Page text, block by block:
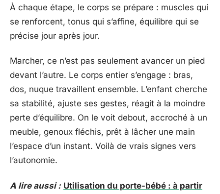
À chaque étape, le corps se prépare : muscles qui
se renforcent, tonus qui s’affine, équilibre qui se
précise jour après jour.
Marcher, ce n’est pas seulement avancer un pied
devant l’autre. Le corps entier s’engage : bras,
dos, nuque travaillent ensemble. L’enfant cherche
sa stabilité, ajuste ses gestes, réagit à la moindre
perte d’équilibre. On le voit debout, accroché à un
meuble, genoux fléchis, prêt à lâcher une main
l’espace d’un instant. Voilà de vrais signes vers
l’autonomie.
A lire aussi : Utilisation du porte-bébé : à partir